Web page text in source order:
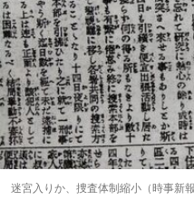
迷宮入りか、捜査体制縮小（時事新報